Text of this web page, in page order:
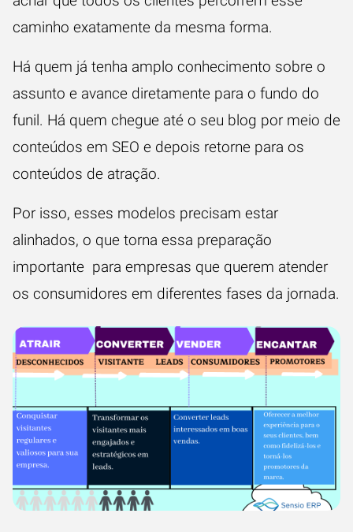
caminho exatamente da mesma forma.
Há quem já tenha amplo conhecimento sobre o
assunto e avance diretamente para o fundo do
funil. Há quem chegue até o seu blog por meio de
conteúdos em SEO e depois retorne para os
conteúdos de atração.
Por isso, esses modelos precisam estar
alinhados, o que torna essa preparação
importante para empresas que querem atender
os consumidores em diferentes fases da jornada.